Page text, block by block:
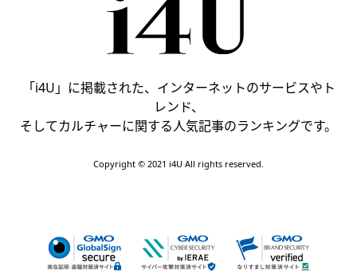
「i4U」に掲載された、インターネットのサービスやト
レンド、
そしてカルチャーに関する人気記事のランキングです。
Copyright © 2021 i4U All rights reserved.